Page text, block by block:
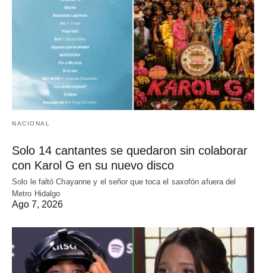
NACIONAL
Solo 14 cantantes se quedaron sin colaborar
con Karol G en su nuevo disco
Solo le faltó Chayanne y el señor que toca el saxofón afuera del
Metro Hidalgo
Ago 7, 2026